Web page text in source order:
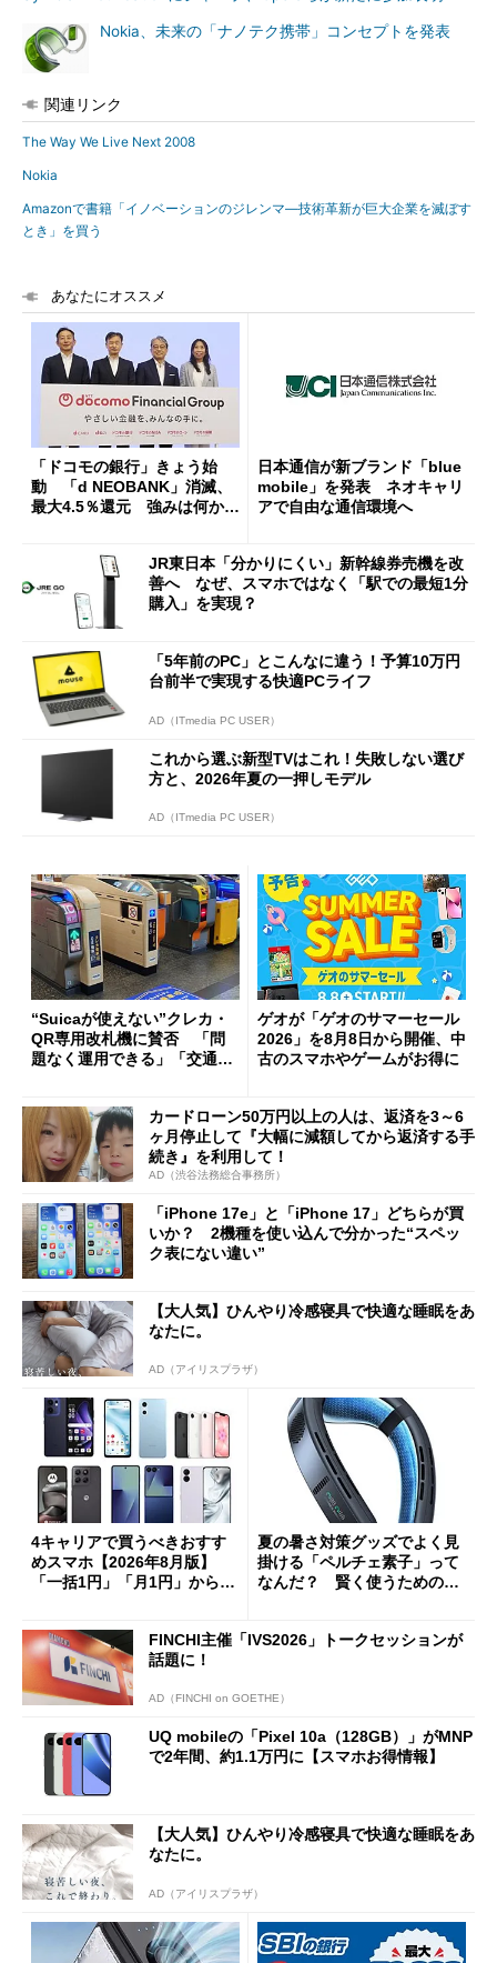
Nokia、未来の「ナノテク携帯」コンセプトを発表
関連リンク
The Way We Live Next 2008
Nokia
Amazonで書籍「イノベーションのジレンマ―技術革新が巨大企業を滅ぼす
とき」を買う
あなたにオススメ
「ドコモの銀行」きょう始
動 「d NEOBANK」消滅、
最大4.5％還元 強みは何か解
日本通信が新ブランド「blue
mobile」を発表 ネオキャリ
アで自由な通信環境へ
JR東日本「分かりにくい」新幹線券売機を改
善へ なぜ、スマホではなく「駅での最短1分
購入」を実現？
「5年前のPC」とこんなに違う！予算10万円
台前半で実現する快適PCライフ
AD（ITmedia PC USER）
これから選ぶ新型TVはこれ！失敗しない選び
方と、2026年夏の一押しモデル
AD（ITmedia PC USER）
“Suicaが使えない”クレカ・
QR専用改札機に賛否 「問
題なく運用できる」「交通系I
ゲオが「ゲオのサマーセール
2026」を8月8日から開催、中
古のスマホやゲームがお得に
カードローン50万円以上の人は、返済を3～6
ヶ月停止して『大幅に減額してから返済する手
続き』を利用して！
AD（渋谷法務総合事務所）
「iPhone 17e」と「iPhone 17」どちらが買
いか？ 2機種を使い込んで分かった“スペッ
ク表にない違い”
【大人気】ひんやり冷感寝具で快適な睡眠をあ
なたに。
AD（アイリスプラザ）
4キャリアで買うべきおすす
めスマホ【2026年8月版】
「一括1円」「月1円」からお
夏の暑さ対策グッズでよく見
掛ける「ペルチェ素子」って
なんだ？ 賢く使うための注
FINCHI主催「IVS2026」トークセッションが
話題に！
AD（FINCHI on GOETHE）
UQ mobileの「Pixel 10a（128GB）」がMNP
で2年間、約1.1万円に【スマホお得情報】
【大人気】ひんやり冷感寝具で快適な睡眠をあ
なたに。
AD（アイリスプラザ）